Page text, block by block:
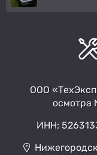
ООО
осмотра
ИНН: